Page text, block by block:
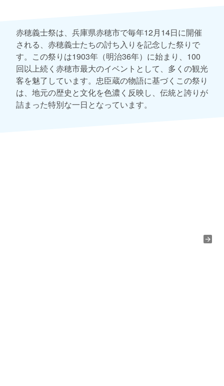
赤穂義士祭は、兵庫県赤穂市で毎年12月14日に開催
される、赤穂義士たちの討ち入りを記念した祭りで
す。この祭りは1903年（明治36年）に始まり、100
回以上続く赤穂市最大のイベントとして、多くの観光
客を魅了しています。忠臣蔵の物語に基づくこの祭り
は、地元の歴史と文化を色濃く反映し、伝統と誇りが
詰まった特別な一日となっています。